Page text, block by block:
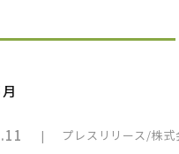
| プレスリリース/株式